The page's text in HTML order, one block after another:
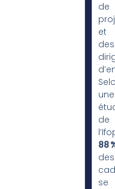
de
et
des
une
de
88
des
se